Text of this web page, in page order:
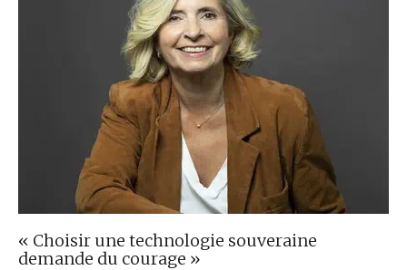
« Choisir une technologie souveraine
demande du courage »